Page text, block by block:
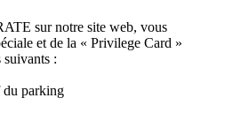
sur notre site web, vous
et de la « Privilege Card »
suivants :
du parking